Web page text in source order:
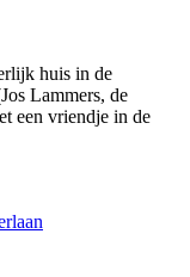
huis in de
Lammers, de
een vriendje in de